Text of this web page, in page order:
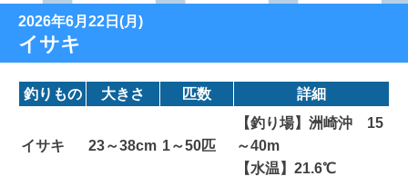
2026年6月22日(月)
イサキ
釣りもの 大きさ 匹数 詳細
イサキ 23～38cm 1～50匹
【釣り場】洲崎沖 15
～40m
【水温】21.6℃